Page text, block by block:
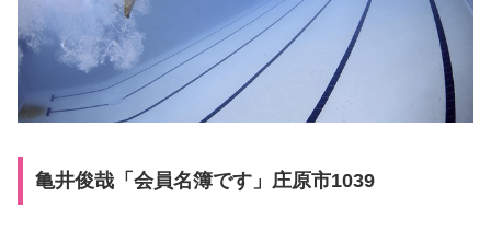
亀井俊哉「会員名簿です」庄原市1039